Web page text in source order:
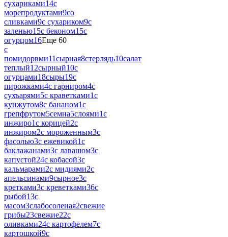
сухариками14с
морепродуктами9со
сливками9с сухариком9с
заленью15с беконом15с
огурцом16Еще 60
с
помидорвми11сырная8стерлядь10салат
теплый12сырный10с
огурцами18сыры19с
пирожками4с гарниром4с
сухъарями5с краветками1с
кунжутом8с бананом1с
грепфрутом5семна5слоями1с
инжиро1с корицей2с
инжиром2с мороженным3с
фасолью3с ежевикой1с
баклажанами3с лавашом3с
капустой24с кобасой3с
кальмарами2с мидиями2с
апельсинами9сырное3с
кретками3с креветками36с
рыбой13с
масом3слабосоленая2свежие
грибы23свежие22с
оливками24с картофелем7с
картошкой9с